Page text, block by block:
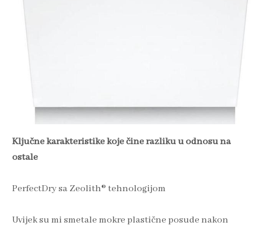
Ključne karakteristike koje čine razliku u odnosu na
ostale
PerfectDry sa Zeolith® tehnologijom
Uvijek su mi smetale mokre plastične posude nakon